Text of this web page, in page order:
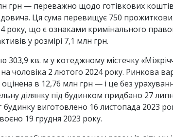
грн — переважно щодо готівкових коштів
Ця сума перевищує 750
року, що є ознаками кримінального
у розмірі 7,1 млн грн.
кв. м у котеджному містечку
чоловіка 2 лютого 2024 року. Ринкова
в 12,76 млн грн — і це без
ділянку під будинком придбано 27
виготовлено 16 листопада 2023
19 грудня 2023 року.